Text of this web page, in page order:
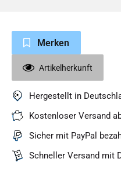
Merken
Artikelherkunft
Hergestellt in
Kostenloser Versand
Sicher mit PayPal
Schneller Versand mit